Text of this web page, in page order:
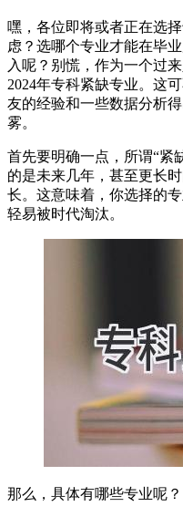
嘿，各位即将或者正在选
虑？选哪个专业才能在毕
入呢？别慌，作为一个过
2024年专科紧缺专业。这
友的经验和一些数据分析
雾。
首先要明确一点，所谓“紧
的是未来几年，甚至更长
长。这意味着，你选择的
轻易被时代淘汰。
那么，具体有哪些专业呢？